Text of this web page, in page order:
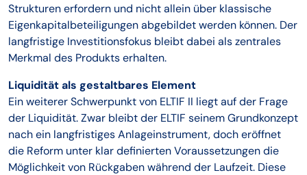
Strukturen erfordern und nicht allein über klassische
Eigenkapitalbeteiligungen abgebildet werden können. Der
langfristige Investitionsfokus bleibt dabei als zentrales
Merkmal des Produkts erhalten.
Liquidität als gestaltbares Element
Ein weiterer Schwerpunkt von ELTIF II liegt auf der Frage
der Liquidität. Zwar bleibt der ELTIF seinem Grundkonzept
nach ein langfristiges Anlageinstrument, doch eröffnet
die Reform unter klar definierten Voraussetzungen die
Möglichkeit von Rückgaben während der Laufzeit. Diese